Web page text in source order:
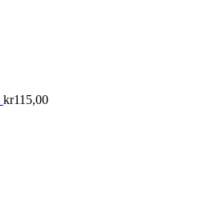
kr115,00